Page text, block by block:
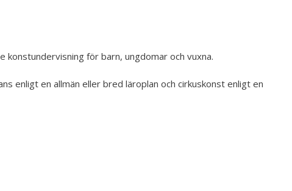
2018
för barn, ungdomar och vuxna.
enligt en allmän eller bred läroplan och cirkuskonst enligt en